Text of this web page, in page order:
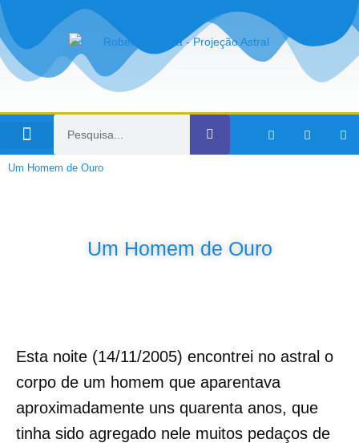
Um Homem de Ouro
Um Homem de Ouro
Esta noite (14/11/2005) encontrei no astral o
corpo de um homem que aparentava
aproximadamente uns quarenta anos, que
tinha sido agregado nele muitos pedaços de